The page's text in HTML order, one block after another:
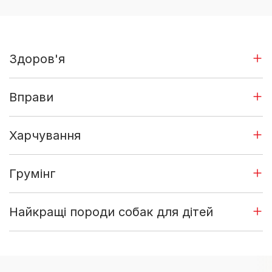
Здоров'я
Вправи
Харчування
Грумінг
Найкращі породи собак для дітей